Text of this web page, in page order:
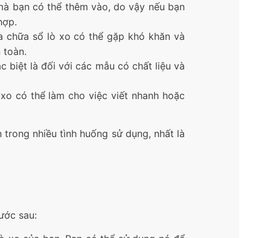
bạn có thể thêm vào, do vậy nếu bạn
chữa sổ lò xo có thể gặp khó khăn và
toàn.
biệt là đối với các mẫu có chất liệu và
có thể làm cho việc viết nhanh hoặc
nhiều tình huống sử dụng, nhất là
sau: